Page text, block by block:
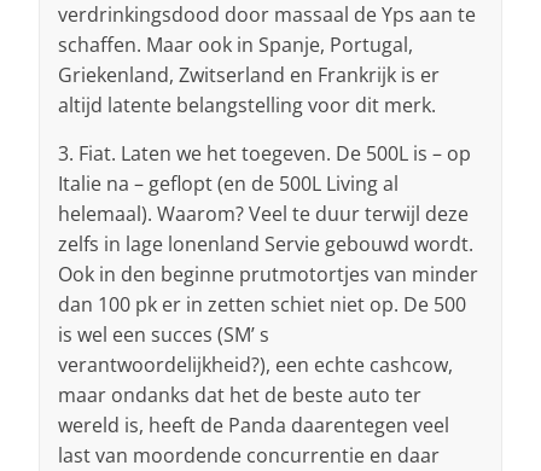
verdrinkingsdood door massaal de Yps aan te
schaffen. Maar ook in Spanje, Portugal,
Griekenland, Zwitserland en Frankrijk is er
altijd latente belangstelling voor dit merk.
3. Fiat. Laten we het toegeven. De 500L is – op
Italie na – geflopt (en de 500L Living al
helemaal). Waarom? Veel te duur terwijl deze
zelfs in lage lonenland Servie gebouwd wordt.
Ook in den beginne prutmotortjes van minder
dan 100 pk er in zetten schiet niet op. De 500
is wel een succes (SM’ s
verantwoordelijkheid?), een echte cashcow,
maar ondanks dat het de beste auto ter
wereld is, heeft de Panda daarentegen veel
last van moordende concurrentie en daar